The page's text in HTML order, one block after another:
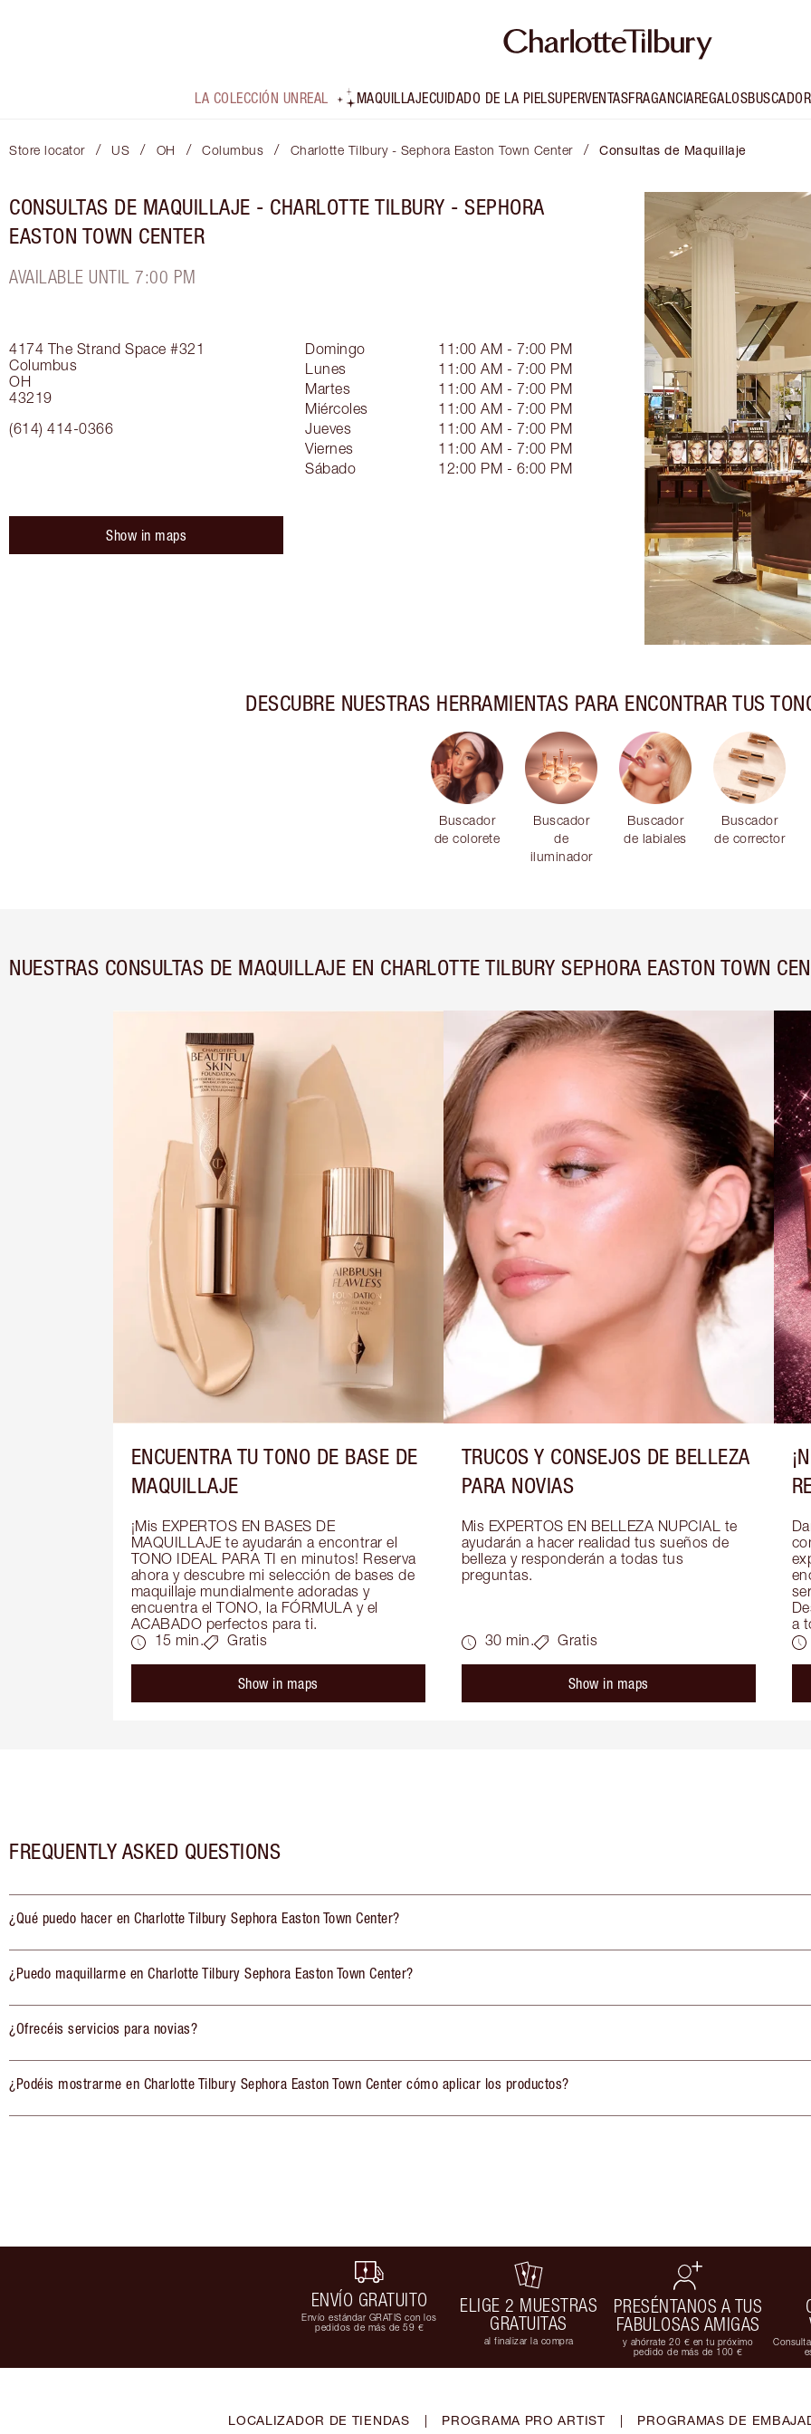
LA COLECCIÓN UNREAL MAQUILLAJECUIDADO DE LA PIELSUPERVENTASFRAGANCIAREGALOS
Store locator / US / OH / Columbus / Charlotte Tilbury - Sephora Easton Town Center / Consultas de Maquillaje
CONSULTAS DE MAQUILLAJE - CHARLOTTE TILBURY - SEPHORA
EASTON TOWN CENTER
AVAILABLE UNTIL 7:00 PM
4174 The Strand Space #321
Columbus
OH
43219
(614) 414-0366
Domingo
11:00 AM - 7:00 PM
Lunes
11:00 AM - 7:00 PM
Martes
11:00 AM - 7:00 PM
Miércoles
11:00 AM - 7:00 PM
Jueves
11:00 AM - 7:00 PM
Viernes
11:00 AM - 7:00 PM
Sábado
12:00 PM - 6:00 PM
Show in maps
DESCUBRE NUESTRAS HERRAMIENTAS PARA ENCONTRAR TUS
Buscador
de colorete
Buscador
de
iluminador
Buscador
de labiales
Buscador
de corrector
NUESTRAS CONSULTAS DE MAQUILLAJE EN CHARLOTTE TILBURY SEPHORA EASTON TOWN
ENCUENTRA TU TONO DE BASE DE
MAQUILLAJE
¡Mis EXPERTOS EN BASES DE
MAQUILLAJE te ayudarán a encontrar el
TONO IDEAL PARA TI en minutos! Reserva
ahora y descubre mi selección de bases de
maquillaje mundialmente adoradas y
encuentra el TONO, la FÓRMULA y el
ACABADO perfectos para ti.
15 min.
Gratis
Show in maps
TRUCOS Y CONSEJOS DE BELLEZA
PARA NOVIAS
Mis EXPERTOS EN BELLEZA NUPCIAL te
ayudarán a hacer realidad tus sueños de
belleza y responderán a todas tus
preguntas.
30 min. Gratis
Show in maps
a
FREQUENTLY ASKED QUESTIONS
¿Qué puedo hacer en Charlotte Tilbury Sephora Easton Town Center?
¿Puedo maquillarme en Charlotte Tilbury Sephora Easton Town Center?
¿Ofrecéis servicios para novias?
¿Podéis mostrarme en Charlotte Tilbury Sephora Easton Town Center cómo aplicar los productos?
ENVÍO GRATUITO
Envío estándar GRATIS con los
pedidos de más de 59 €
ELIGE 2 MUESTRAS
GRATUITAS
al finalizar la compra
PRESÉNTANOS A TUS
FABULOSAS AMIGAS
y ahórrate 20 € en tu próximo
pedido de más de 100 €
LOCALIZADOR DE TIENDAS | PROGRAMA PRO ARTIST | PROGRAMAS DE